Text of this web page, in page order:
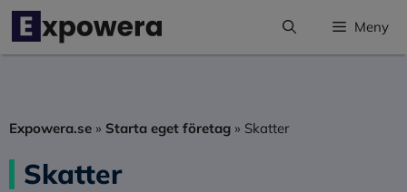
Hoppa
innehåll
Meny
Expowera.se » Starta eget företag » Skatter
Skatter